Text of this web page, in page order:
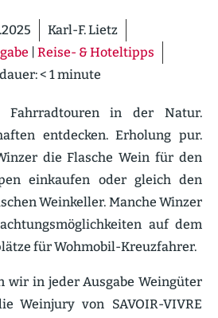
Karl-F. Lietz
Reise- & Hoteltipps
< 1minute
Fahrrad­touren in der Natur.
entdecken. Erholung pur.
die Flasche Wein für den
einkaufen oder gleich den
Weinkeller. Manche Winzer
auf dem
für Wohmobil-Kreuz­fahrer.
wir in jeder Ausgabe Weingüter
Weinjury von SAVOIR-VIVRE